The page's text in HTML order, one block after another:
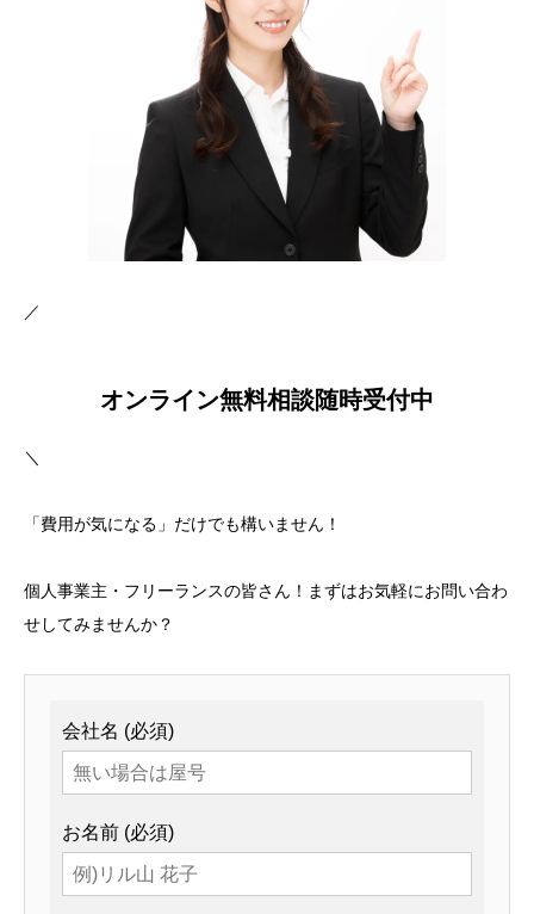
／
オンライン無料相談随時受付中
＼
「費用が気になる」だけでも構いません！
個人事業主・フリーランスの皆さん！まずはお気軽にお問い合わ
せしてみませんか？
会社名 (必須)
お名前 (必須)